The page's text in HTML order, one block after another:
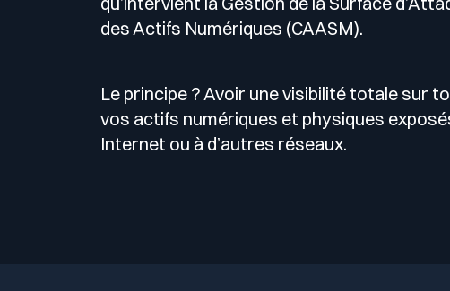
des Actifs Numériques (CAASM).
Le principe ? Avoir une visibilité totale sur
vos actifs numériques et physiques
Internet ou à d’autres réseaux.